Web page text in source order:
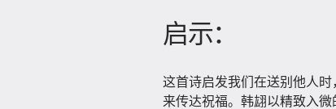
启示：
这首诗启发我们在送别他人
来传达祝福。韩翃以精致入